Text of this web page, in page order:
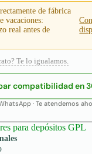
de fábrica
vacaciones:
real antes de
Te lo igualamos.
compatibilidad en
· Te atendemos
para depósitos GPL